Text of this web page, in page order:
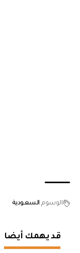
الوسوم السعودية
قد يهمك أيضا